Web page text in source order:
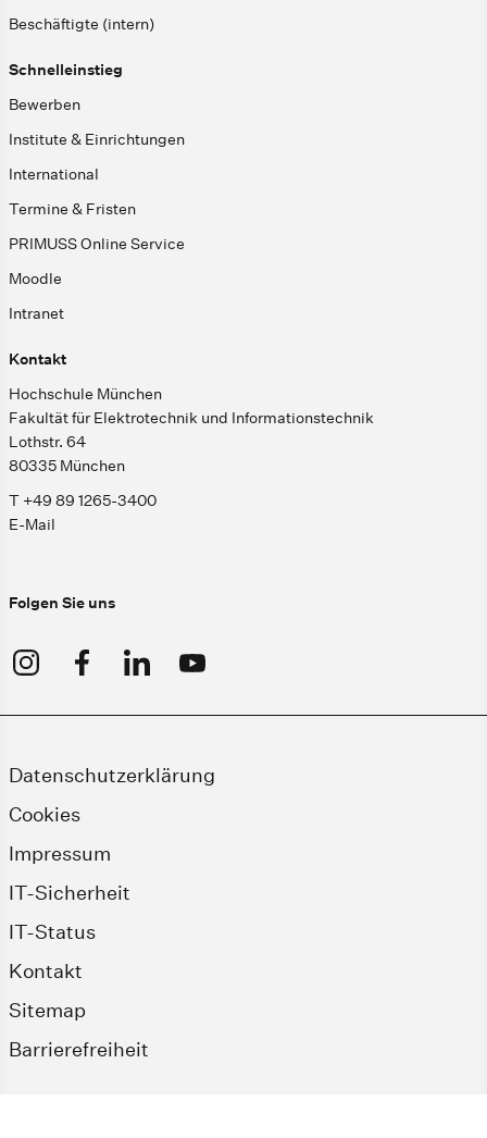
Beschäftigte (intern)
Schnelleinstieg
Bewerben
Institute & Einrichtungen
International
Termine & Fristen
PRIMUSS Online Service
Moodle
Intranet
Kontakt
Hochschule München
Fakultät für Elektrotechnik und Informationstechnik
Lothstr. 64
80335 München
T +49 89 1265-3400
E-Mail
Folgen Sie uns
Datenschutzerklärung
Cookies
Impressum
IT-Sicherheit
IT-Status
Kontakt
Sitemap
Barrierefreiheit